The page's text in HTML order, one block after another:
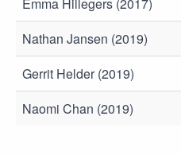
Emma Hillegers (2017)
Nathan Jansen (2019)
Gerrit Helder (2019)
Naomi Chan (2019)